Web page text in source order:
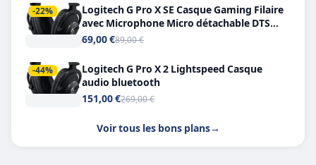
-22%
Logitech G Pro X SE Casque Gaming Filaire
avec Microphone Micro détachable DTS
Headphone X 7.1
69,00 €89,00 €
-44%
Logitech G Pro X 2 Lightspeed Casque
audio bluetooth
151,00 €269,00 €
Voir tous les bons plans→